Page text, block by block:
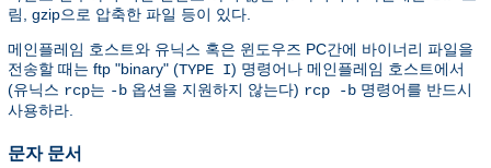
림, gzip으로 압축한 파일 등이 있다.
메인플레임 호스트와 유닉스 혹은 윈도우즈 PC간에 바이너리 파일을
전송할 때는 ftp "binary" (TYPE I) 명령어나 메인플레임 호스트에서
(유닉스 rcp는 -b 옵션을 지원하지 않는다) rcp -b 명령어를 반드시
사용하라.
문자 문서